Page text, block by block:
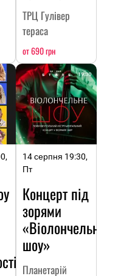
ТРЦ Гулівер
тераса
от 690 грн
14 серпня 19:30,
Пт
Концерт під
зорями
«Віолончельне
шоу»
Планетарій